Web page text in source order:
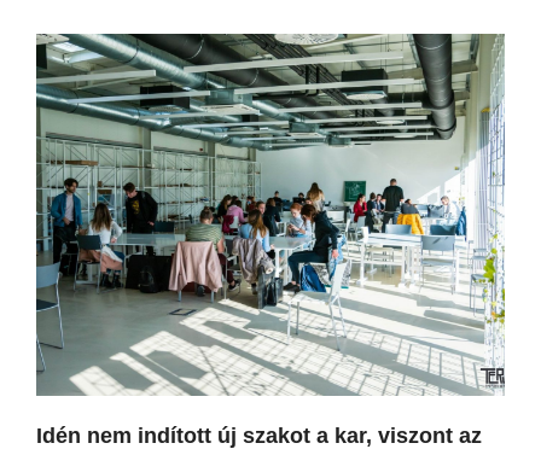
Idén nem indított új szakot a kar, viszont az